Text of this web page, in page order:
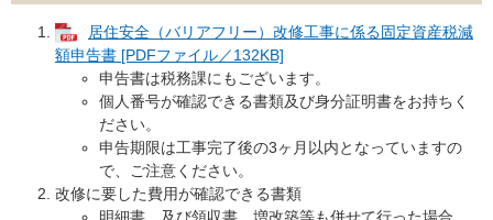
居住安全（バリアフリー）改修工事に係る固定資産税減
額申告書 [PDFファイル／132KB]
申告書は税務課にもございます。
個人番号が確認できる書類及び身分証明書をお持ちく
ださい。
申告期限は工事完了後の3ヶ月以内となっていますの
で、ご注意ください。
改修に要した費用が確認できる書類